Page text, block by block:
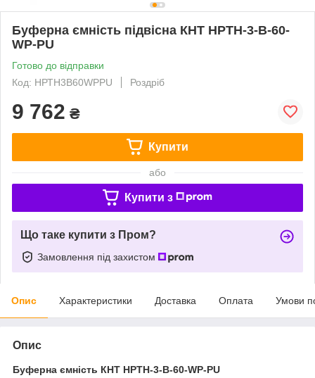
Буферна ємність підвісна КНТ НРТH-3-B-60-
WP-PU
Готово до відправки
Код: НРТH3B60WPPU
Роздріб
9 762 ₴
Купити
або
Купити з
Що таке купити з Пром?
Замовлення під захистом
Опис Характеристики Доставка Оплата Умови
Опис
Буферна ємність КНТ НРТH-3-B-60-WP-PU